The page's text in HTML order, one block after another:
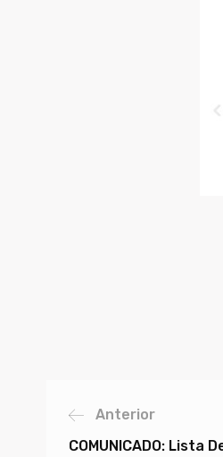
Anterior
COMUNICADO: Lista